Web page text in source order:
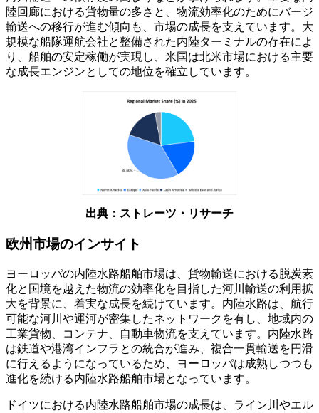
陸回廊における貨物量の多さと、物流効率化のためにバージ
輸送への移行が進む傾向も、市場の成長を支えています。大
規模な船隊運航会社と整備された内陸ターミナルの存在によ
り、船舶の安定稼働が実現し、米国は北米市場における主要
な成長エンジンとしての地位を確立しています。
出典：ストレーツ・リサーチ
欧州市場のインサイト
ヨーロッパの内陸水路船舶市場は、貨物輸送における脱炭素
化と国境を越えた物流の効率化を目指した河川輸送の利用拡
大を背景に、着実な成長を続けています。内陸水路は、航行
可能な河川や運河が密集したネットワークを有し、地域内の
工業貨物、コンテナ、自動車物流を支えています。内陸水路
は鉄道や港湾インフラとの統合が進み、複合一貫輸送を円滑
に行えるようになっているため、ヨーロッパは成熟しつつも
進化を続ける内陸水路船舶市場となっています。
ドイツにおける内陸水路船舶市場の成長は、ライン川やエル